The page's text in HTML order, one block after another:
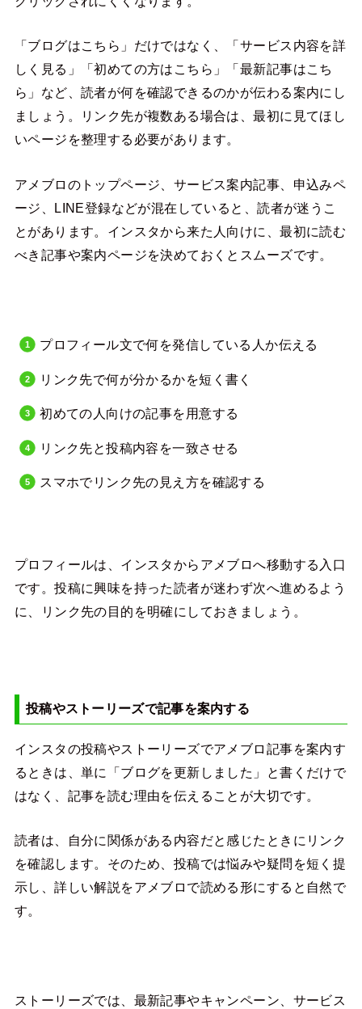
「ブログはこちら」だけではなく、「サービス内容を詳
しく見る」「初めての方はこちら」「最新記事はこち
ら」など、読者が何を確認できるのかが伝わる案内にし
ましょう。リンク先が複数ある場合は、最初に見てほし
いページを整理する必要があります。
アメブロのトップページ、サービス案内記事、申込みペ
ージ、LINE登録などが混在していると、読者が迷うこ
とがあります。インスタから来た人向けに、最初に読む
べき記事や案内ページを決めておくとスムーズです。
プロフィール文で何を発信している人か伝える
リンク先で何が分かるかを短く書く
初めての人向けの記事を用意する
リンク先と投稿内容を一致させる
スマホでリンク先の見え方を確認する
プロフィールは、インスタからアメブロへ移動する入口
です。投稿に興味を持った読者が迷わず次へ進めるよう
に、リンク先の目的を明確にしておきましょう。
投稿やストーリーズで記事を案内する
インスタの投稿やストーリーズでアメブロ記事を案内す
るときは、単に「ブログを更新しました」と書くだけで
はなく、記事を読む理由を伝えることが大切です。
読者は、自分に関係がある内容だと感じたときにリンク
を確認します。そのため、投稿では悩みや疑問を短く提
示し、詳しい解説をアメブロで読める形にすると自然で
す。
ストーリーズでは、最新記事やキャンペーン、サービス